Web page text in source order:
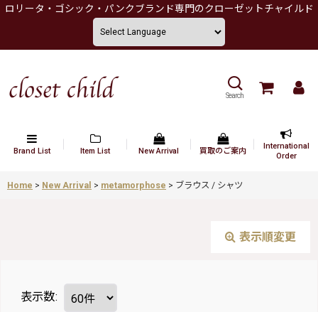
ロリータ・ゴシック・パンクブランド専門のクローゼットチャイルド
Search
Brand List Item List New Arrival 買取のご案内
International
Order
Home > New Arrival > metamorphose > ブラウス / シャツ
表示順変更
表示数: